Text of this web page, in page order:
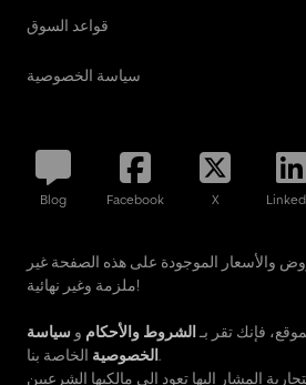
قواعد السوق
سياسة الخصوصية
Blog Facebook X
والأسعار الموجودة على هذه الصفحة غير
ملزمة وغير نهائية!
فإنك تقر بـ الشروط والأحكام و سياسة
الخصوصيةالخاصة بنا.